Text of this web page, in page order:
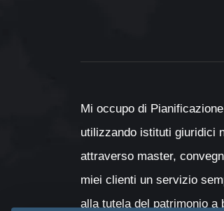
Mi occupo di
utilizzando istituti giuridici
attraverso master,
miei clienti un servizio
alla tutela del patrimonio a